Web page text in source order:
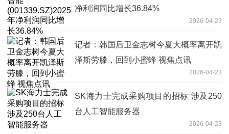
净利润同比增长36.84%
2026-04-23
记者：韩国后卫金志树今夏大概率离开凯
泽斯劳滕，回到小蜜蜂 视焦点讯
2026-04-23
SK海力士完成采购项目的招标 涉及250
台人工智能服务器
2026-04-23